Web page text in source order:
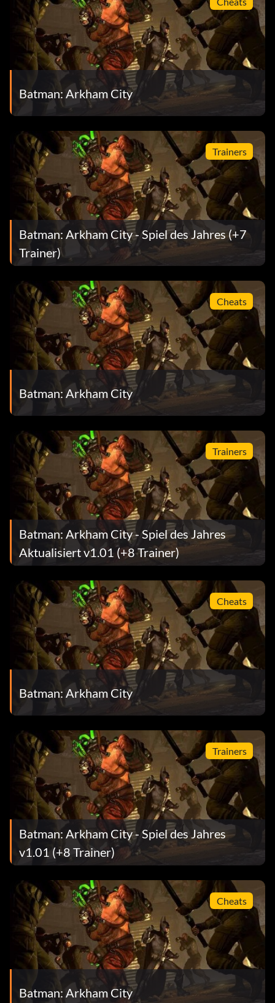
Batman: Arkham City
Trainers
Batman: Arkham City - Spiel des Jahres (+7
Trainer)
Cheats
Batman: Arkham City
Trainers
Batman: Arkham City - Spiel des Jahres
Aktualisiert v1.01 (+8 Trainer)
Cheats
Batman: Arkham City
Trainers
Batman: Arkham City - Spiel des Jahres
v1.01 (+8 Trainer)
Cheats
Batman: Arkham City